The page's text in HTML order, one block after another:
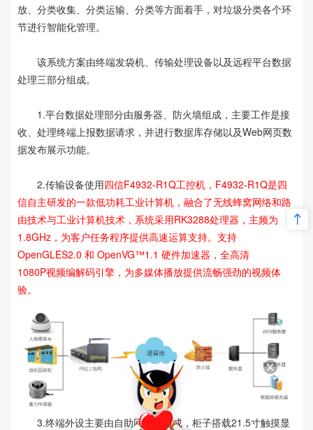
放、分类收集、分类运输、分类等方面着手，对垃圾分类各个环
节进行智能化管理。
该系统方案由终端发袋机、传输处理设备以及远程平台数据
处理三部分组成。
1.平台数据处理部分由服务器、防火墙组成，主要工作是接
收、处理终端上报数据请求，并进行数据库存储以及Web网页数
据发布展示功能。
2.传输设备使用四信F4932-R1Q工控机，F4932-R1Q是四
信自主研发的一款低功耗工业计算机，融合了无线蜂窝网络和路
由技术与工业计算机技术，系统采用RK3288处理器，主频为
1.8GHz，为客户任务程序提供高速运算支持。支持
OpenGLES2.0 和 OpenVG™1.1 硬件加速器，全高清
1080P视频编解码引擎，为多媒体播放提供流畅强劲的视频体
验。
3.终端外设主要由自助回收柜组成，柜子搭载21.5寸触摸显